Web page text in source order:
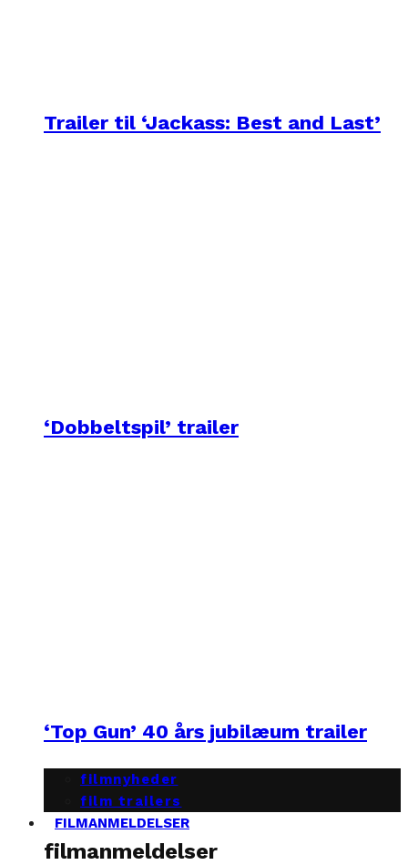
Trailer til ‘Jackass: Best and Last’
‘Dobbeltspil’ trailer
‘Top Gun’ 40 års jubilæum trailer
filmnyheder
film trailers
FILMANMELDELSER
filmanmeldelser